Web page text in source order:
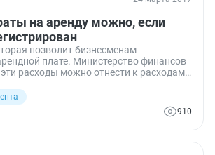
на аренду можно, если
позволит бизнесменам
плате. Министерство финансов
расходы можно отнести к расходам
910